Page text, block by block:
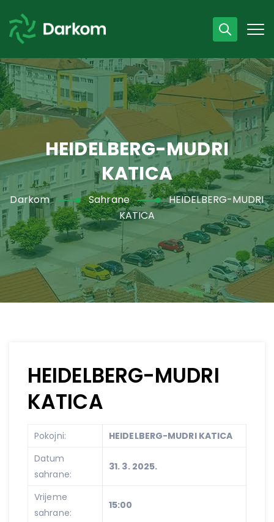
Radno vrijeme
07 - 15 h
043 /440 750
HEIDELBERG-MUDRI
KATICA
Darkom Sahrane
HEIDELBERG-MUDRI
KATICA
HEIDELBERG-MUDRI
KATICA
Pokojni:
HEIDELBERG-MUDRI KATICA
Datum
sahrane:
31. 3. 2025.
Vrijeme
sahrane:
15:00